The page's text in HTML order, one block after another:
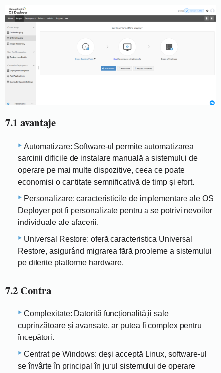
7.1 avantaje
Automatizare: Software-ul permite automatizarea
sarcinii dificile de instalare manuală a sistemului de
operare pe mai multe dispozitive, ceea ce poate
economisi o cantitate semnificativă de timp și efort.
Personalizare: caracteristicile de implementare ale OS
Deployer pot fi personalizate pentru a se potrivi nevoilor
individuale ale afacerii.
Universal Restore: oferă caracteristica Universal
Restore, asigurând migrarea fără probleme a sistemului
pe diferite platforme hardware.
7.2 Contra
Complexitate: Datorită funcționalității sale
cuprinzătoare și avansate, ar putea fi complex pentru
începători.
Centrat pe Windows: deși acceptă Linux, software-ul
se învârte în principal în jurul sistemului de operare